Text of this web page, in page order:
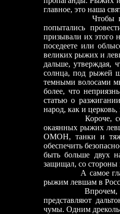
главное, это наша
Чтобы
попытались
призывали их этого
поседеете или
великих рыжих и
дальше, утверждая,
солнца, под рыжей
темными волосами
более, что
статью о
народ, как и
Короче,
окаянных рыжих
ОМОН, танки и
обеспечить
быть больше двух
защищал, со стороны
А самое главное
рыжим левшам в
Впрочем, это не
представляют
чумы. Одним